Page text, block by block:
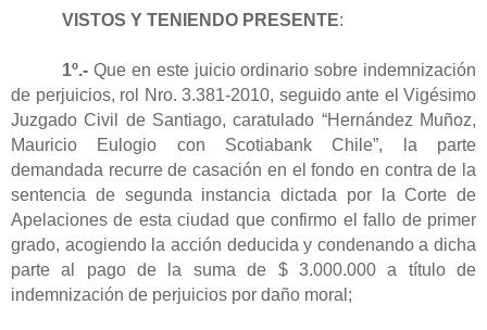
VISTOS Y TENIENDO PRESENTE:
1º.- Que en este juicio ordinario sobre indemnización
de perjuicios, rol Nro. 3.381-2010, seguido ante el Vigésimo
Juzgado Civil de Santiago, caratulado “Hernández Muñoz,
Mauricio Eulogio con Scotiabank Chile”, la parte
demandada recurre de casación en el fondo en contra de la
sentencia de segunda instancia dictada por la Corte de
Apelaciones de esta ciudad que confirmo el fallo de primer
grado, acogiendo la acción deducida y condenando a dicha
parte al pago de la suma de $ 3.000.000 a título de
indemnización de perjuicios por daño moral;